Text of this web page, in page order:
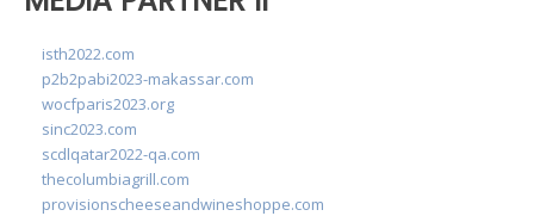
isth2022.com
p2b2pabi2023-makassar.com
wocfparis2023.org
sinc2023.com
scdlqatar2022-qa.com
thecolumbiagrill.com
provisionscheeseandwineshoppe.com